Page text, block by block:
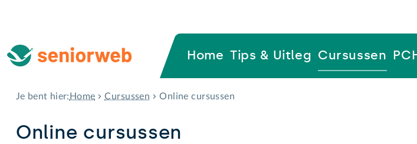
Home Tips & Uitleg Cursussen
Je bent hier: Home Cursussen Online cursussen
Online cursussen